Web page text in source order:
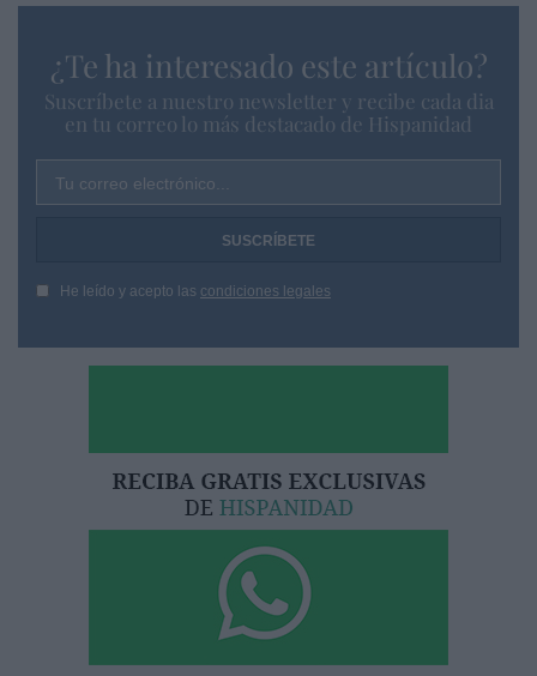
¿Te ha interesado este artículo?
Suscríbete a nuestro newsletter y recibe cada dia
en tu correo lo más destacado de Hispanidad
Tu correo electrónico...
He leído y acepto las condiciones legales